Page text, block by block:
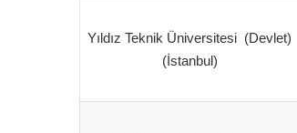
Yıldız Teknik Üniversitesi (Devlet)
(İstanbul)